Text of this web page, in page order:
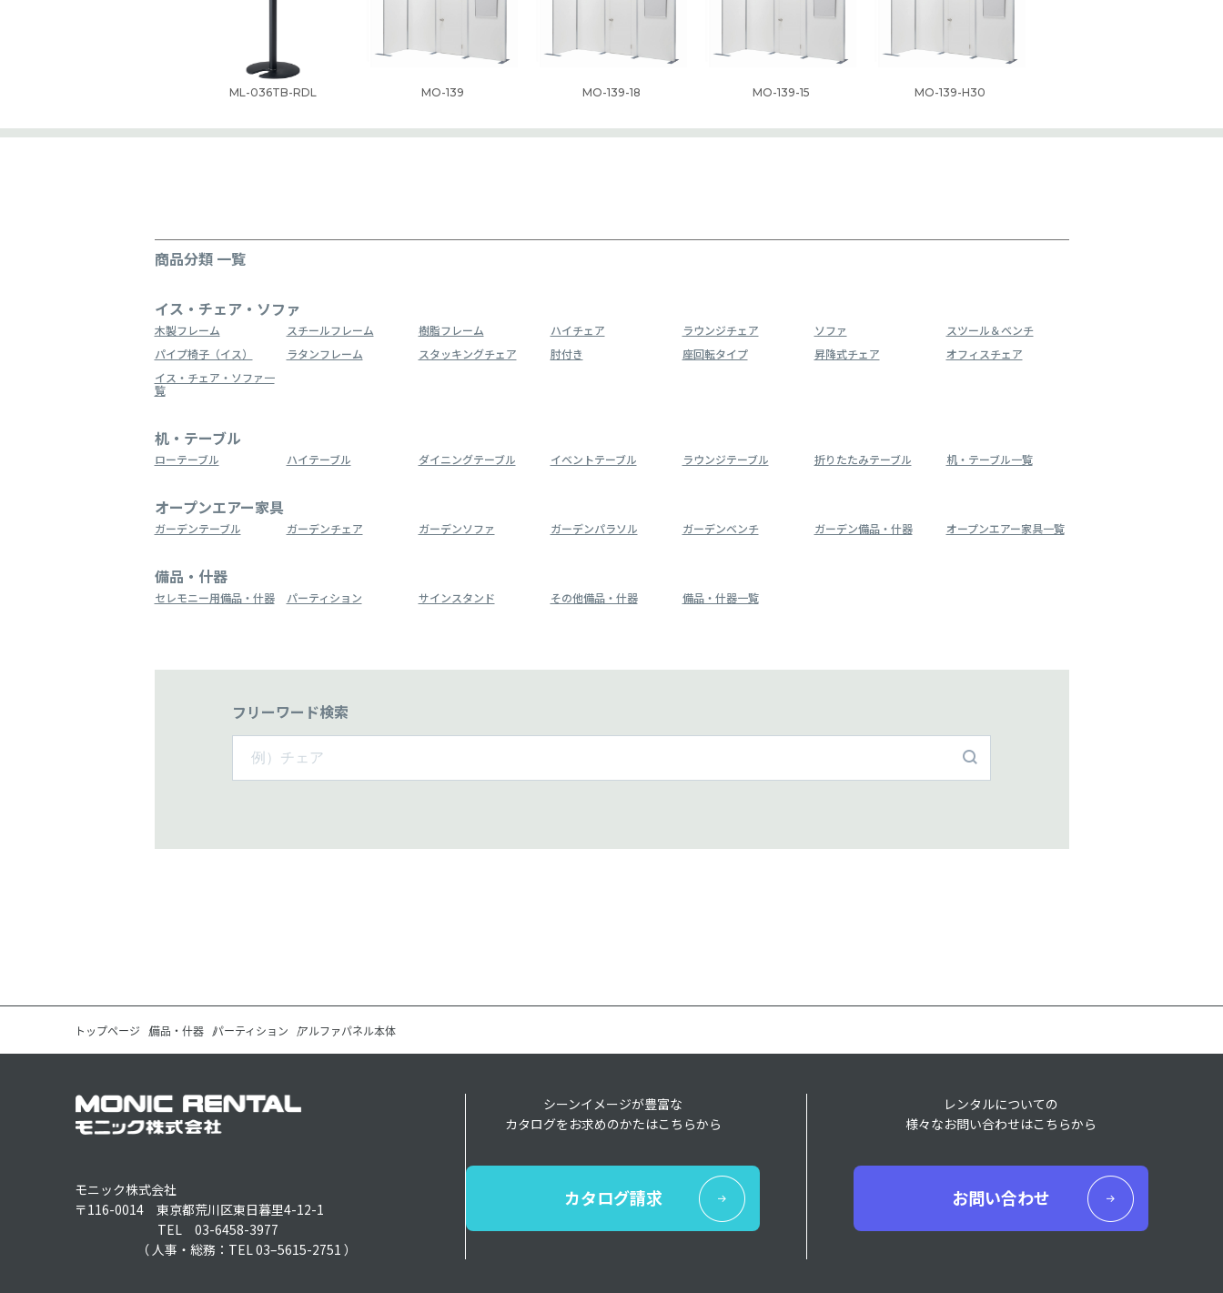
ML-036TB-RDL MO-139 MO-139-18 MO-139-15 MO-139-H30
商品分類 一覧
イス・チェア・ソファ
木製フレーム スチールフレーム 樹脂フレーム ハイチェア ラウンジチェア ソファ
スツール＆ベンチ
パイプ椅子（イス）
ラタンフレーム スタッキングチェア 肘付き 座回転タイプ 昇降式チェア
オフィスチェア
イス・チェア・ソファ一
覧
机・テーブル
ローテーブル ハイテーブル ダイニングテーブル イベントテーブル ラウンジテーブル 折りたたみテーブル 机・テーブル一覧
オープンエアー家具
ガーデンテーブル ガーデンチェア ガーデンソファ ガーデンパラソル ガーデンベンチ ガーデン備品・什器 オープンエアー家具一覧
備品・什器
セレモニー用備品・什器 パーティション サインスタンド その他備品・什器 備品・什器一覧
フリーワード検索
トップページ 備品・什器 パーティション アルファパネル本体
モニック株式会社
〒116-0014 東京都荒川区東日暮里4-12-1
TEL 03-6458-3977
（ 人事・総務：TEL 03–5615-2751 ）
シーンイメージが豊富な
カタログをお求めのかたはこちらから
カタログ請求
レンタルについての
様々なお問い合わせはこちらから
お問い合わせ